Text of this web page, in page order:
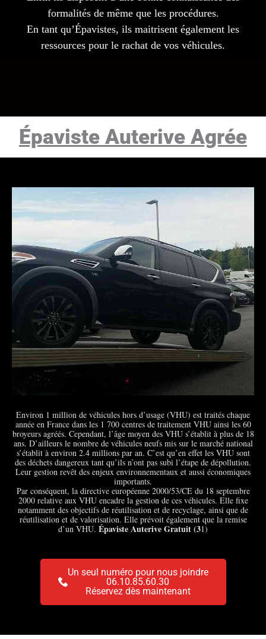
formalités de même que les procédures.
En tant qu’Épavistes, ils maitrisent également les
ressources pour le rachat de vos véhicules.
Épaviste Auterive Agrée
Environ 1 million de véhicules hors d’usage (VHU) est traités chaque
année en France dans les 1 700 centres de traitement VHU ainsi les 60
broyeurs agréés. Cependant, l’âge moyen des VHU s’établit à plus de 18
ans. D’ailleurs le nombre de véhicules neufs mis sur le marché national
s’établit à environ 2.4 millions par an. C’est qu’en effet les VHU sont
des déchets dangereux tant qu’ils n’ont pas subi l’étape de dépollution.
Leur gestion revêt des enjeux environnementaux et aussi économiques
importants.
Par conséquent, la directive européenne 2000/53/CE du 18 septembre
2000 relative aux VHU encadre la gestion de ces véhicules. Elle fixe
notamment des objectifs de réutilisation et de recyclage, ainsi que de
réutilisation et de valorisation. Elle prévoit également que la remise
d’un VHU. Épaviste Auterive Gratuit (31)
Un seul numéro pour nous joindre
06.10.85.60.30
Réservez dès maintenant